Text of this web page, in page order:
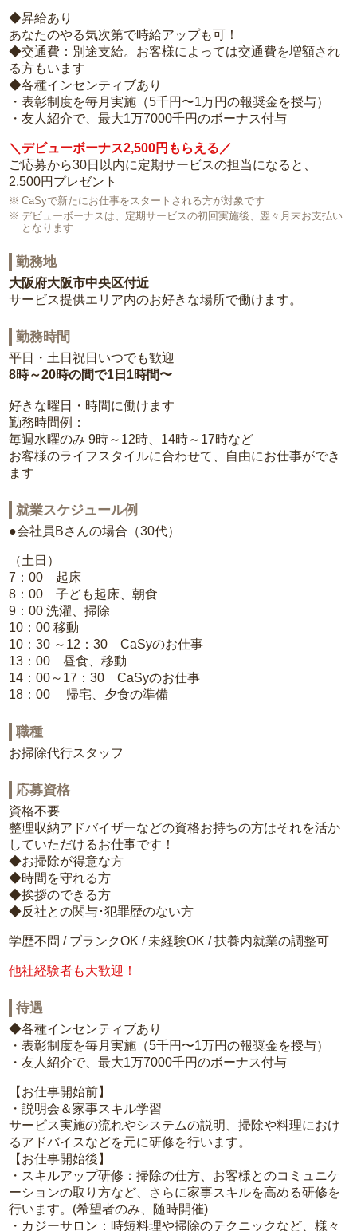
◆昇給あり
あなたのやる気次第で時給アップも可！
◆交通費：別途支給。お客様によっては交通費を増額され
る方もいます
◆各種インセンティブあり
・表彰制度を毎月実施（5千円〜1万円の報奨金を授与）
・友人紹介で、最大1万7000千円のボーナス付与
＼デビューボーナス2,500円もらえる／
ご応募から30日以内に定期サービスの担当になると、
2,500円プレゼント
CaSyで新たにお仕事をスタートされる方が対象です
デビューボーナスは、定期サービスの初回実施後、翌々月末お支払い
となります
勤務地
大阪府大阪市中央区付近
サービス提供エリア内のお好きな場所で働けます。
勤務時間
平日・土日祝日いつでも歓迎
8時～20時の間で1日1時間〜
好きな曜日・時間に働けます
勤務時間例：
毎週水曜のみ 9時～12時、14時～17時など
お客様のライフスタイルに合わせて、自由にお仕事ができ
ます
就業スケジュール例
●会社員Bさんの場合（30代）
（土日）
7：00 起床
8：00 子ども起床、朝食
9：00 洗濯、掃除
10：00 移動
10：30 ～12：30 CaSyのお仕事
13：00 昼食、移動
14：00～17：30 CaSyのお仕事
18：00 帰宅、夕食の準備
職種
お掃除代行スタッフ
応募資格
資格不要
整理収納アドバイザーなどの資格お持ちの方はそれを活か
していただけるお仕事です！
◆お掃除が得意な方
◆時間を守れる方
◆挨拶のできる方
◆反社との関与･犯罪歴のない方
学歴不問 / ブランクOK / 未経験OK / 扶養内就業の調整可
他社経験者も大歓迎！
待遇
◆各種インセンティブあり
・表彰制度を毎月実施（5千円〜1万円の報奨金を授与）
・友人紹介で、最大1万7000千円のボーナス付与
【お仕事開始前】
・説明会＆家事スキル学習
サービス実施の流れやシステムの説明、掃除や料理におけ
るアドバイスなどを元に研修を行います。
【お仕事開始後】
・スキルアップ研修：掃除の仕方、お客様とのコミュニケ
ーションの取り方など、さらに家事スキルを高める研修を
行います。(希望者のみ、随時開催)
・カジーサロン：時短料理や掃除のテクニックなど、様々